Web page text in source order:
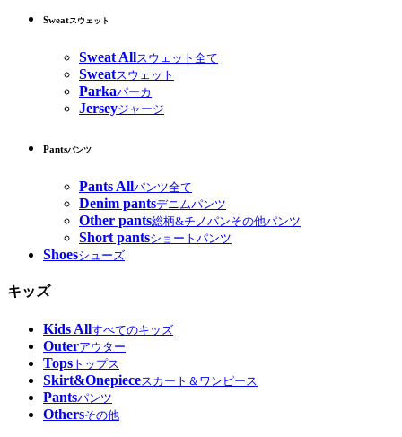
Sweatスウェット
Sweat Allスウェット全て
Sweatスウェット
Parkaパーカ
Jerseyジャージ
Pantsパンツ
Pants Allパンツ全て
Denim pantsデニムパンツ
Other pants総柄&チノパンその他パンツ
Short pantsショートパンツ
Shoesシューズ
キッズ
Kids Allすべてのキッズ
Outerアウター
Tops トップス
Skirt&Onepieceスカート＆ワンピース
Pantsパンツ
Othersその他